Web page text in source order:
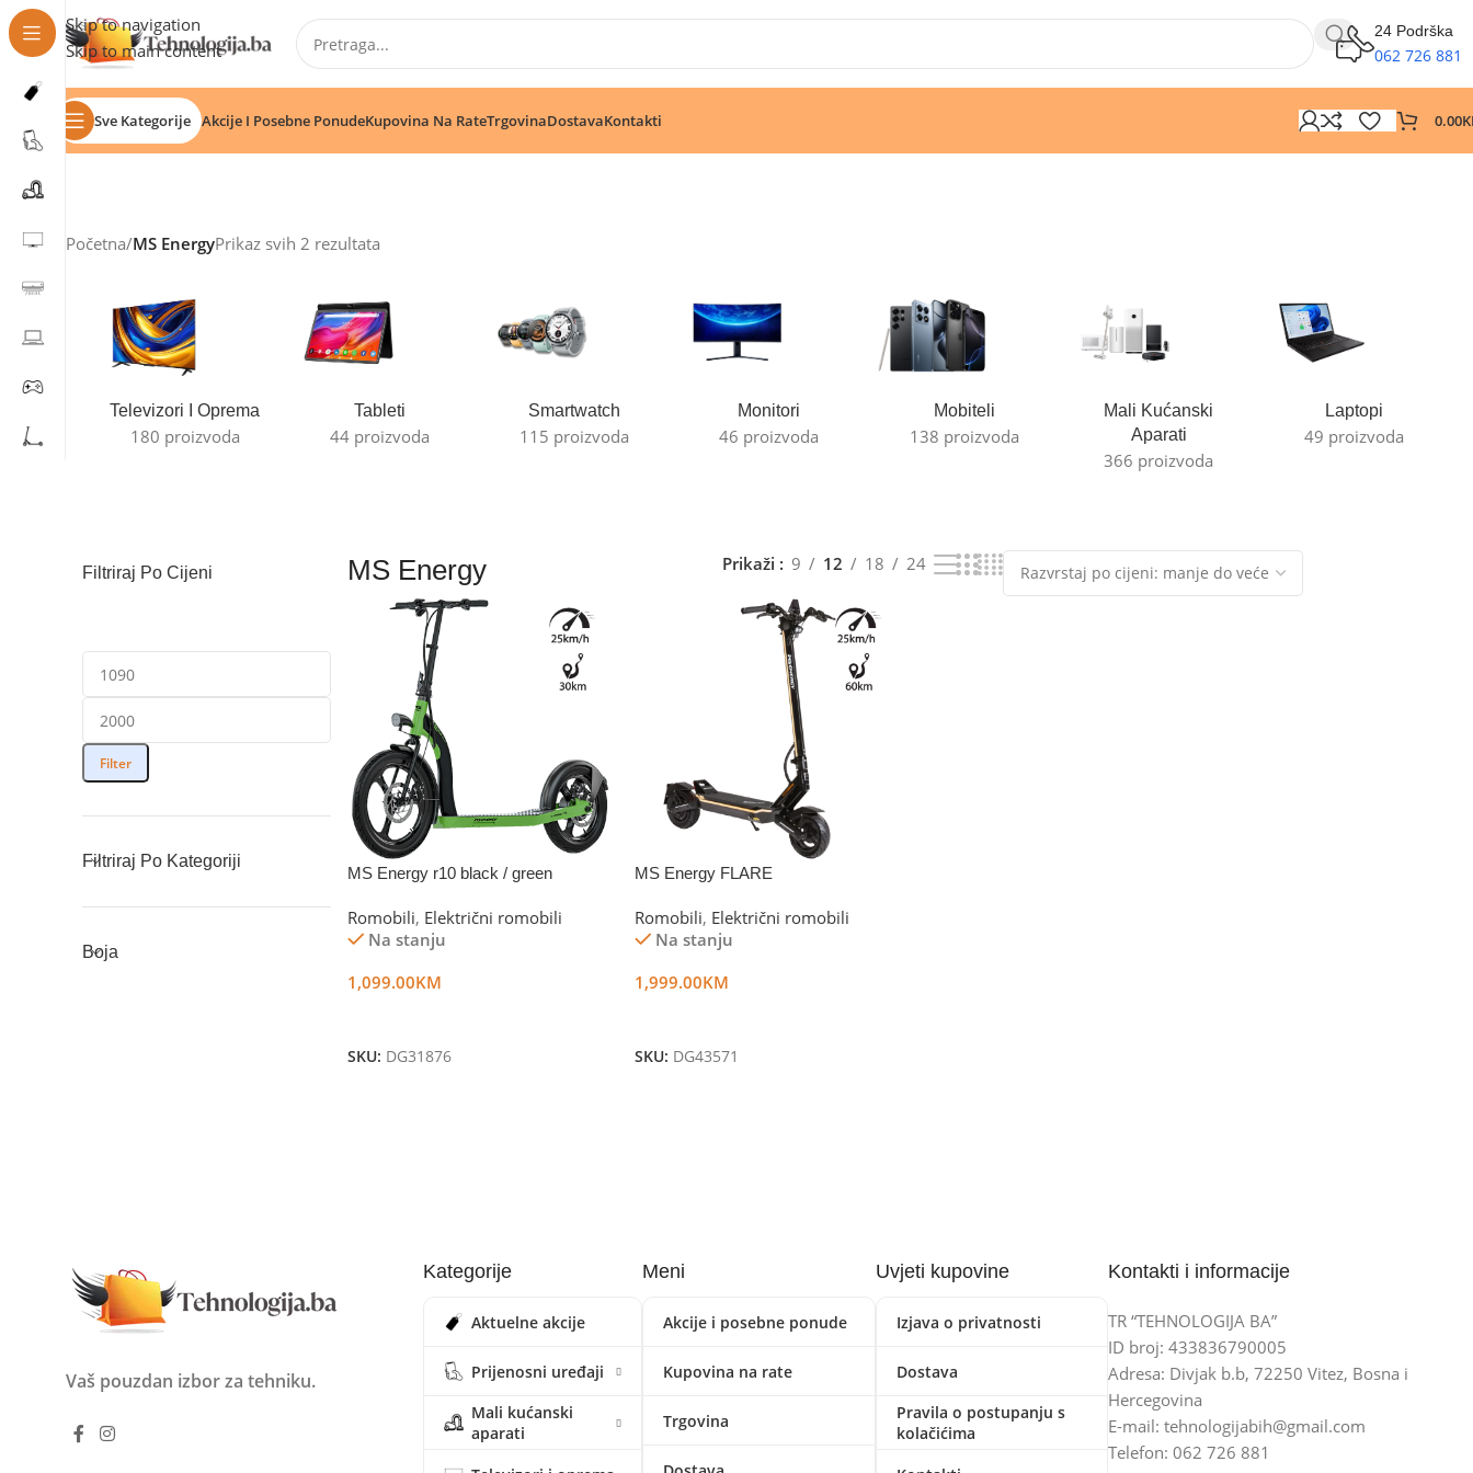
Skip to navigation
Skip to main content
24 Podrška
062 726 881
Sve Kategorije Akcije I Posebne PonudeKupovina Na RateTrgovinaDostavaKontakti 0.00
Početna/MS EnergyPrikaz svih 2 rezultata
Televizori I Oprema
180 proizvoda
Tableti
44 proizvoda
Smartwatch
115 proizvoda
Monitori
46 proizvoda
Mobiteli
138 proizvoda
Mali Kućanski
Aparati
366 proizvoda
Laptopi
49 proizvoda
Filtriraj Po Cijeni
Filter
Filtriraj Po Kategoriji
Boja
MS Energy Prikaži 9 12 18 24
MS Energy r10 black / green
Romobili, Električni romobili
Na stanju
1,099.00KM
SKU: DG31876
MS Energy FLARE
Romobili, Električni romobili
Na stanju
1,999.00KM
SKU: DG43571
Vaš pouzdan izbor za tehniku.
Kategorije
Aktuelne akcije
Prijenosni uređaji
Mali kućanski
aparati
Meni
Akcije i posebne ponude
Kupovina na rate
Trgovina
Uvjeti kupovine
Izjava o privatnosti
Dostava
Pravila o postupanju s
kolačićima
Kontakti i informacije
TR “TEHNOLOGIJA BA”
ID broj: 433836790005
Adresa: Divjak b.b, 72250 Vitez, Bosna i
Hercegovina
E-mail: tehnologijabih@gmail.com
Telefon: 062 726 881